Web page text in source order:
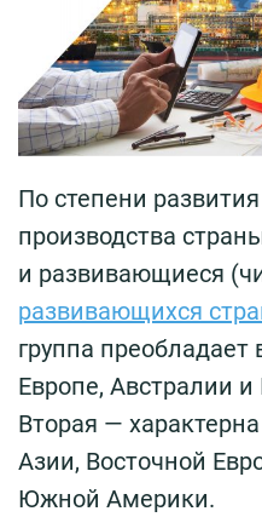
По степени
производства
и развивающиеся
развивающихся
группа
Европе, Австралии
Вторая —
Азии, Восточной
Южной Америки.